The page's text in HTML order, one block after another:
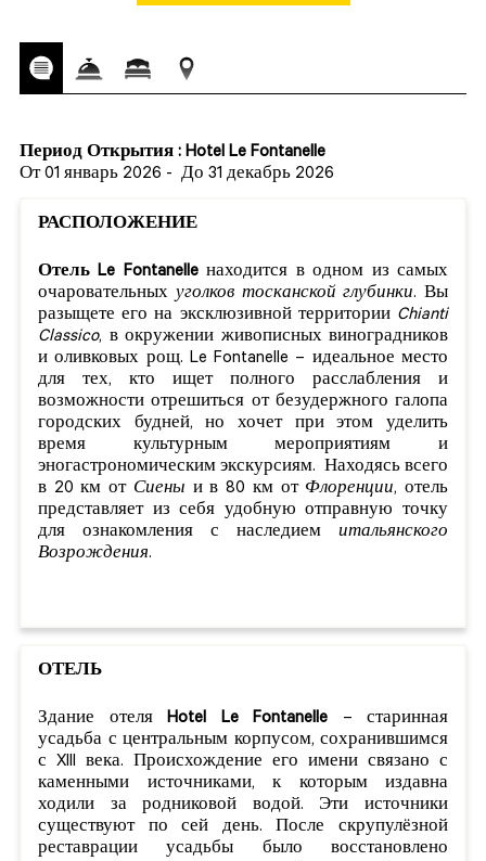
Период Открытия : Hotel Le Fontanelle
От 01 январь 2026 - До 31 декабрь 2026
РАСПОЛОЖЕНИЕ
Отель Le Fontanelleнаходится в одном из самых
очаровательных уголков тосканской глубинки. Вы
разыщете его на эксклюзивной территории Chianti
Classico, в окружении живописных виноградников
и оливковых рощ. Le Fontanelle – идеальное место
для тех, кто ищет полного расслабления и
возможности отрешиться от безудержного галопа
городских будней, но хочет при этом уделить
время культурным мероприятиям и
эногастрономическим экскурсиям. Находясь всего
в 20 км от Сиены и в 80 км от Флоренции, отель
представляет из себя удобную отправную точку
для ознакомления с наследием итальянского
Возрождения.
ОТЕЛЬ
Здание отеля Hotel Le Fontanelle – старинная
усадьба с центральным корпусом, сохранившимся
с XIII века. Происхождение его имени связано с
каменными источниками, к которым издавна
ходили за родниковой водой. Эти источники
существуют по сей день. После скрупулёзной
реставрации усадьбы было восстановлено